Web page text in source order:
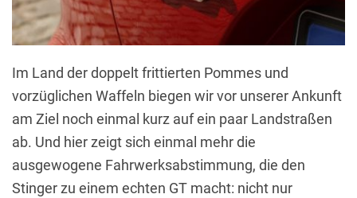
Im Land der doppelt frittierten Pommes und
vorzüglichen Waffeln biegen wir vor unserer Ankunft
am Ziel noch einmal kurz auf ein paar Landstraßen
ab. Und hier zeigt sich einmal mehr die
ausgewogene Fahrwerksabstimmung, die den
Stinger zu einem echten GT macht: nicht nur